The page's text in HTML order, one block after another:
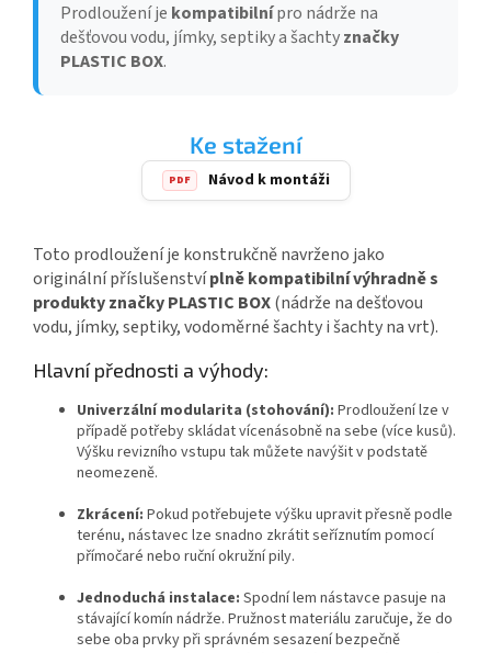
Prodloužení je kompatibilnípro nádrže na
dešťovou vodu, jímky, septiky a šachtyznačky
PLASTIC BOX.
Ke stažení
PDF Návod k montáži
Toto prodloužení je konstrukčně navrženo jako
originální příslušenstvíplně kompatibilní výhradně s
produkty značky PLASTIC BOX(nádrže na dešťovou
vodu, jímky, septiky, vodoměrné šachty i šachty na vrt).
Hlavní přednosti a výhody:
Univerzální modularita (stohování): Prodloužení lze v
případě potřeby skládat vícenásobně na sebe (více kusů).
Výšku revizního vstupu tak můžete navýšit v podstatě
neomezeně.
Zkrácení: Pokud potřebujete výšku upravit přesně podle
terénu, nástavec lze snadno zkrátit seříznutím pomocí
přímočaré nebo ruční okružní pily.
Jednoduchá instalace: Spodní lem nástavce pasuje na
stávající komín nádrže. Pružnost materiálu zaručuje, že do
sebe oba prvky při správném sesazení bezpečně